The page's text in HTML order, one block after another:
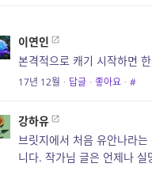
이연인
본격적으로 캐기 시작하면
17년 12월 · 답글 · 좋아요 · #
강하유
브릿지에서 처음 유안나라
니다. 작가님 글은 언제나